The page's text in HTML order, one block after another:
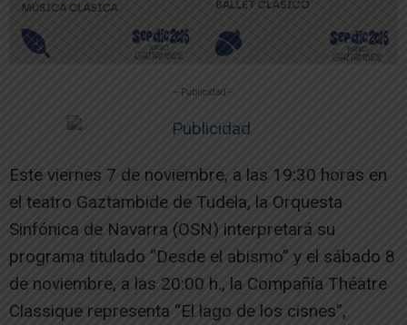
-- Publicidad --
Este viernes 7 de noviembre, a las 19:30 horas en
el teatro Gaztambide de Tudela, la Orquesta
Sinfónica de Navarra (OSN) interpretará su
programa titulado “Desde el abismo” y el sábado 8
de noviembre, a las 20:00 h., la Compañía Théatre
Classique representa “El lago de los cisnes”,